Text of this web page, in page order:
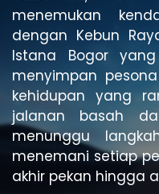
menemukan
dengan Kebun
Istana Bogor
menyimpan
kehidupan yang
jalanan basah
menunggu
menemani setiap
akhir pekan hingga